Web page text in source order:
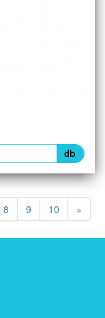
8 9 10 »